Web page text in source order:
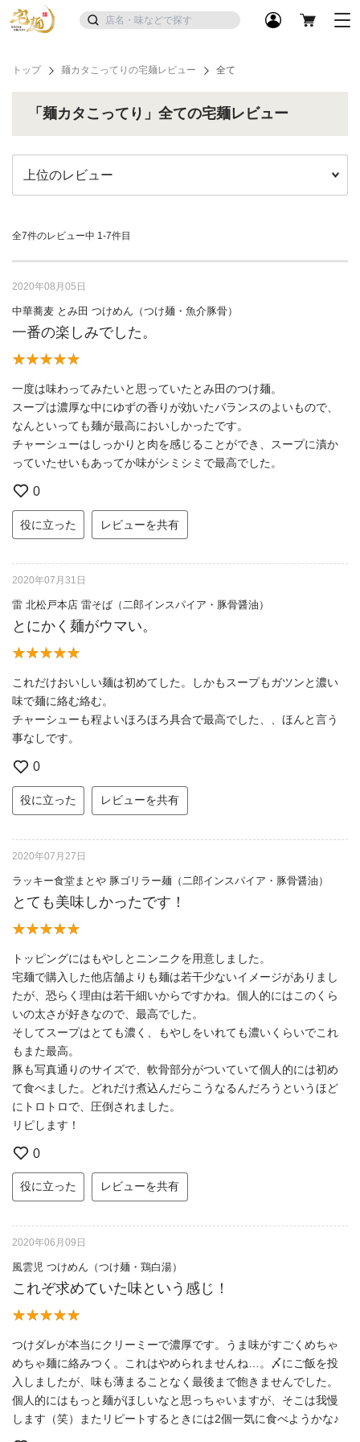
トップ 麺カタこってりの宅麺レビュー 全て
「麺カタこってり」全ての宅麺レビュー
全7件のレビュー中 1-7件目
2020年08月05日
中華蕎麦 とみ田 つけめん（つけ麺・魚介豚骨）
一番の楽しみでした。
一度は味わってみたいと思っていたとみ田のつけ麺。
スープは濃厚な中にゆずの香りが効いたバランスのよいもので、
なんといっても麺が最高においしかったです。
チャーシューはしっかりと肉を感じることができ、スープに漬か
っていたせいもあってか味がシミシミで最高でした。
0
役に立った レビューを共有
2020年07月31日
雷 北松戸本店 雷そば（二郎インスパイア・豚骨醤油）
とにかく麺がウマい。
これだけおいしい麺は初めてした。しかもスープもガツンと濃い
味で麺に絡む絡む。
チャーシューも程よいほろほろ具合で最高でした、、ほんと言う
事なしです。
0
役に立った レビューを共有
2020年07月27日
ラッキー食堂まとや 豚ゴリラー麺（二郎インスパイア・豚骨醤油）
とても美味しかったです！
トッピングにはもやしとニンニクを用意しました。
宅麺で購入した他店舗よりも麺は若干少ないイメージがありまし
たが、恐らく理由は若干細いからですかね。個人的にはこのくら
いの太さが好きなので、最高でした。
そしてスープはとても濃く、もやしをいれても濃いくらいでこれ
もまた最高。
豚も写真通りのサイズで、軟骨部分がついていて個人的には初め
て食べました。どれだけ煮込んだらこうなるんだろうというほど
にトロトロで、圧倒されました。
リピします！
0
役に立った レビューを共有
2020年06月09日
風雲児 つけめん（つけ麺・鶏白湯）
これぞ求めていた味という感じ！
つけダレが本当にクリーミーで濃厚です。うま味がすごくめちゃ
めちゃ麺に絡みつく。これはやめられませんね…。〆にご飯を投
入しましたが、味も薄まることなく最後まで飽きませんでした。
個人的にはもっと麺がほしいなと思っちゃいますが、そこは我慢
します（笑）またリピートするときには2個一気に食べようかな♪